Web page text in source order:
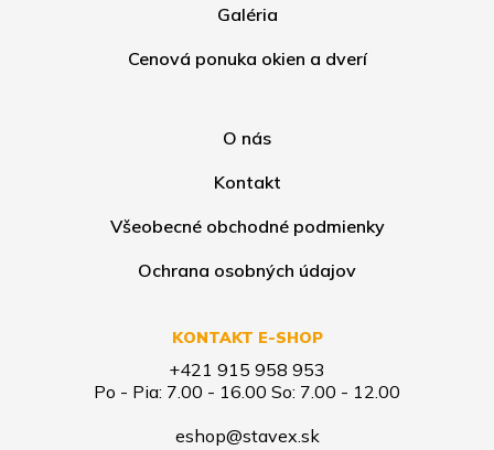
Galéria
Cenová ponuka okien a dverí
O nás
Kontakt
Všeobecné obchodné podmienky
Ochrana osobných údajov
KONTAKT E-SHOP
+421 915 958 953
Po - Pia: 7.00 - 16.00 So: 7.00 - 12.00
eshop@stavex.sk